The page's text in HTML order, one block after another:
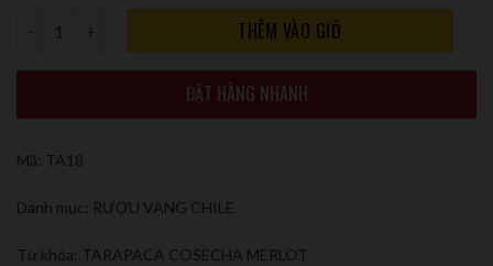
THÊM VÀO GIỎ
ĐẶT HÀNG NHANH
Mã: TA18
Danh mục: RƯỢU VANG CHILE
Từ khóa: TARAPACA COSECHA MERLOT